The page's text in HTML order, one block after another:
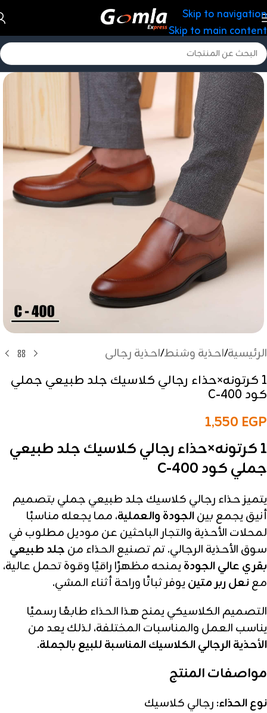
Skip to navigation
Skip to main content
الرئيسية/احذية وشنط/احذية رجالى
1 كرتونه×حذاء رجالي كلاسيك جلد طبيعي جملي
كود C-400
1,550 EGP
1 كرتونه×حذاء رجالي كلاسيك جلد طبيعي
جملي كود C-400
يتميز حذاء رجالي كلاسيك جلد طبيعي جملي بتصميم
أنيق يجمع بينالجودة والعملية، مما يجعله مناسبًا
لمحلات الأحذية والتجار الباحثين عن موديل مطلوب في
سوق الأحذية الرجالي. تم تصنيع الحذاء من جلد طبيعي
بقري عالي الجودة يمنحه مظهرًا راقيًا وقوة تحمل عالية،
معنعل ربر متين يوفر ثباتًا وراحة أثناء المشي.
التصميم الكلاسيكي يمنح هذا الحذاء طابعًا رسميًا
يناسب العمل والمناسبات المختلفة، لذلك يعد من
الأحذية الرجالي الكلاسيك المناسبة للبيع بالجملة.
مواصفات المنتج
نوع الحذاء: رجالي كلاسيك